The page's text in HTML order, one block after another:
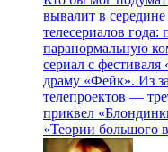
вывалит в
телесериалов
паранормальную
сериал с
драму «Фейк». Из
телепроектов —
приквел
«Теории большого